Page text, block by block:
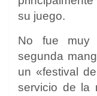
su juego.
No fue muy
segunda
un «festival
servicio de la